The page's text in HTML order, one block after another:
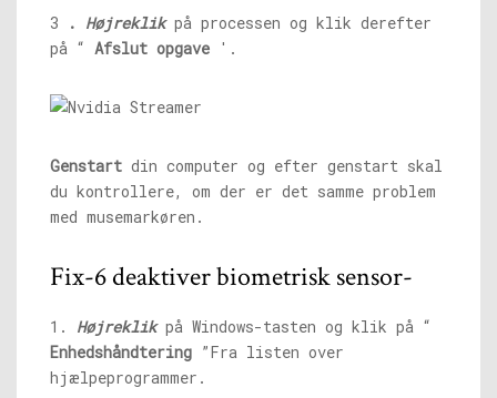
3 . Højreklik på processen og klik derefter
på “ Afslut opgave '.
Genstart din computer og efter genstart skal
du kontrollere, om der er det samme problem
med musemarkøren.
Fix-6 deaktiver biometrisk sensor-
1. Højreklik på Windows-tasten og klik på “
Enhedshåndtering ”Fra listen over
hjælpeprogrammer.